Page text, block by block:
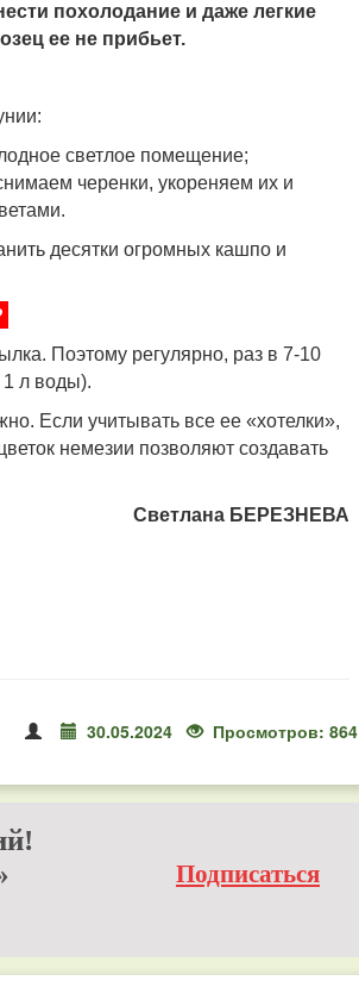
похолодание и даже легкие
ее не прибьет.
светлое помещение;
черенки, укореняем их и
десятки огромных кашпо и
Поэтому регулярно, раз в 7-10
л воды).
Если учитывать все ее «хотелки»,
немезии позволяют создавать
Светлана БЕРЕЗНЕВА
30.05.2024 Просмотров: 864
Подписаться